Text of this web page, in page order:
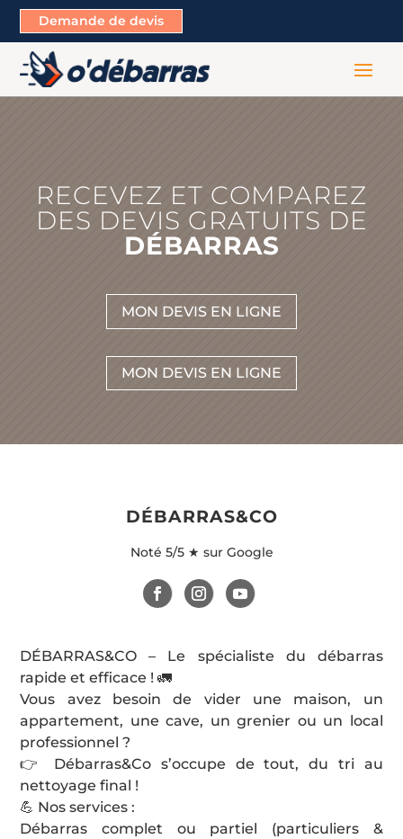
Demande de devis
RECEVEZ ET COMPAREZ
DES DEVIS GRATUITS DE
DÉBARRAS
MON DEVIS EN LIGNE
MON DEVIS EN LIGNE
DÉBARRAS&CO
Noté 5/5 ★ sur Google
DÉBARRAS&CO – Le spécialiste du débarras
rapide et efficace ! 🚛
Vous avez besoin de vider une maison, un
appartement, une cave, un grenier ou un local
professionnel ?
👉 Débarras&Co s’occupe de tout, du tri au
nettoyage final !
💪 Nos services :
Débarras complet ou partiel (particuliers &